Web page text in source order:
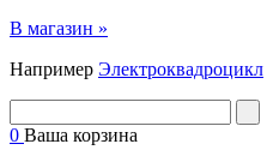
В магазин »
Например Электроквадроцикл
0 Ваша корзина